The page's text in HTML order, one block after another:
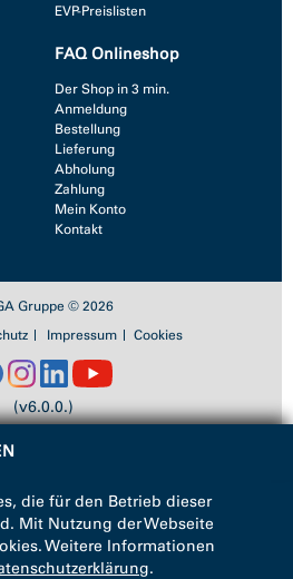
EVP-Preislisten
FAQ Onlineshop
Der Shop in 3 min.
Anmeldung
Bestellung
Lieferung
Abholung
Zahlung
Mein Konto
Kontakt
Gruppe © 2026
Impressum Cookies
(v6.0.0.)
die für den Betrieb dieser
Mit Nutzung der Webseite
Weitere Informationen
.